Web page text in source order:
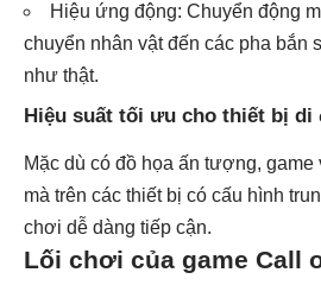
Hiệu ứng động: Chuyển động
chuyển nhân vật đến các pha bắn
như thật.
Hiệu suất tối ưu cho thiết bị di
Mặc dù có đồ họa ấn tượng,
mà trên các thiết bị có cấu hình
chơi dễ dàng tiếp cận.
Lối chơi của game Call